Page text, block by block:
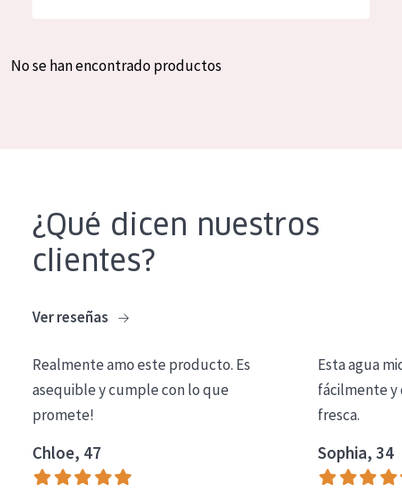
Crema de día
Crema de noche
Limpieza
COLECCIÓN
Essentials
Lift+
Spanish
No se han encontrado productos
¿Qué dicen nuestros
clientes?
Ver reseñas
Realmente amo este producto. Es
asequible y cumple con lo que
promete!
Chloe, 47
Esta agua
fácilmente y
fresca.
Sophia, 34